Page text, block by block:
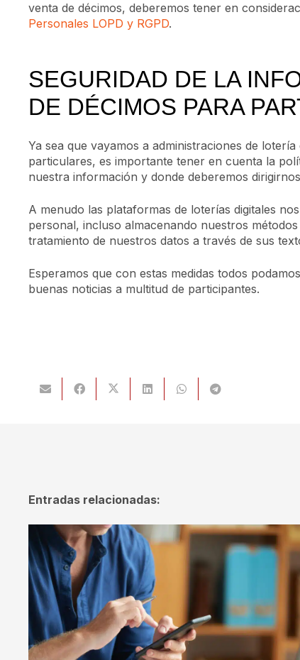
venta de décimos, deberemos tener en
Personales LOPD y RGPD.
SEGURIDAD DE LA
DE DÉCIMOS PARA
Ya sea que vayamos a administraciones de
particulares, es importante tener en cuenta la
nuestra información y donde deberemos
A menudo las plataformas de loterías digitales
personal, incluso almacenando nuestros
tratamiento de nuestros datos a través de sus
Esperamos que con estas medidas todos
buenas noticias a multitud de participantes.
Entradas relacionadas: